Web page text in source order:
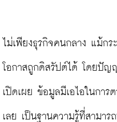
ไม่เพียงธุรกิจคนกลาง แม้ก
โอกาสถูกดิสรัปต์ได้ โดยปัญ
เปิดเผย ข้อมูลมีเอไอในการ
เลย เป็นฐานความรู้ที่สามาร